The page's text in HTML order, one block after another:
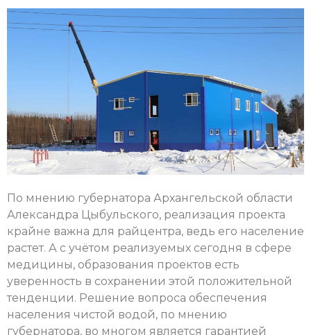
По мнению губернатора Архангельской области
Александра Цыбульского, реализация проекта
крайне важна для райцентра, ведь его население
растет. А с учётом реализуемых сегодня в сфере
медицины, образования проектов есть
уверенность в сохранении этой положительной
тенденции. Решение вопроса обеспечения
населения чистой водой, по мнению
губернатора, во многом является гарантией